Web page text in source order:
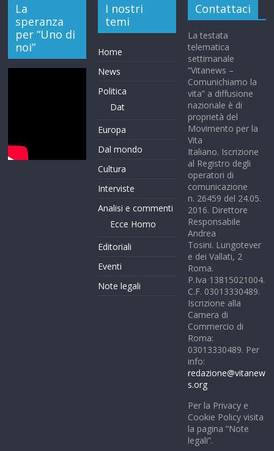
La
speranza
per “Uno di
noi”
I nostri
temi
Home
News
Politica
Dat
Europa
Dal mondo
Cultura
Interviste
Analisi e commenti
Ecce Homo
Editoriali
Eventi
Note legali
Contattaci
La testata
telematica
settimanale
“Vitanews –
Comunichiamo la
vita” a diffusione
nazionale è di
proprietà del
Movimento per la
Vita
Italiano. Iscrizione
al Registro degli
operatori di
comunicazione
n. 26459 del 24.05.
2016. Direttore
Responsabile
Andrea
Tosini. Lungotever
e dei Vallati, 2
Roma.
P.Iva 13815021004.
C.F. 03013330489.
Iscrizione alla
Camera di
Commercio di
Roma:
03013330489. Per
info:
redazione@vitanew
s.org
Per la Privacy e
Cookie Policy visita
la pagina “Note
legali”.